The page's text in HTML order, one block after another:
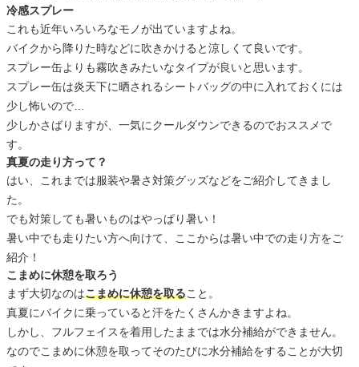
冷感スプレー
これも近年いろいろなモノが出ていますよね。
バイクから降りた時などに吹きかけると涼しくて良いです。
スプレー缶よりも霧吹きみたいなタイプが良いと思います。
スプレー缶は炎天下に晒されるシートバッグの中に入れておくには
少し怖いので…
少しかさばりますが、一気にクールダウンできるのでおススメで
す。
真夏の走り方って？
はい、これまでは服装や暑さ対策グッズなどをご紹介してきまし
た。
でも対策しても暑いものはやっぱり暑い！
暑い中でも走りたい方へ向けて、ここからは暑い中での走り方をご
紹介！
こまめに休憩を取ろう
まず大切なのはこまめに休憩を取ること。
真夏にバイクに乗っていると汗をたくさんかきますよね。
しかし、フルフェイスを着用したままでは水分補給ができません。
なのでこまめに休憩を取ってそのたびに水分補給をすることが大切